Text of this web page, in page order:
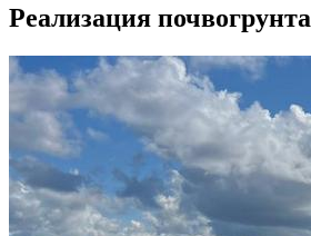
Реализация почвогрунта